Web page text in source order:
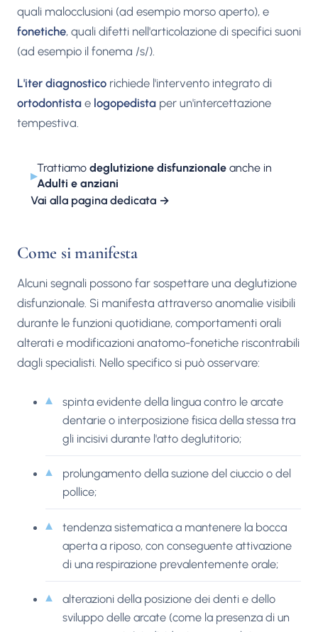
quali malocclusioni (ad esempio morso aperto), e
fonetiche, quali difetti nell'articolazione di specifici suoni
(ad esempio il fonema /s/).
L'iter diagnostico richiede l'intervento integrato di
ortodontista e logopedista per un'intercettazione
tempestiva.
▸
Trattiamodeglutizione disfunzionale anche in
Adulti e anziani
Vai alla pagina dedicata →
Come si manifesta
Alcuni segnali possono far sospettare una deglutizione
disfunzionale. Si manifesta attraverso anomalie visibili
durante le funzioni quotidiane, comportamenti orali
alterati e modificazioni anatomo-fonetiche riscontrabili
dagli specialisti. Nello specifico si può osservare:
spinta evidente della lingua contro le arcate
dentarie o interposizione fisica della stessa tra
gli incisivi durante l'atto deglutitorio;
prolungamento della suzione del ciuccio o del
pollice;
tendenza sistematica a mantenere la bocca
aperta a riposo, con conseguente attivazione
di una respirazione prevalentemente orale;
alterazioni della posizione dei denti e dello
sviluppo delle arcate (come la presenza di un